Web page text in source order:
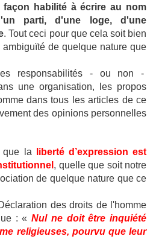
habilité à écrire au nom
parti, d'une loge, d'une
.Tout ceci pour que cela soit bien
de quelque nature que
responsabilités - ou non -
une organisation, les propos
dans tous les articles de ce
des opinions personnelles
que la
liberté d’expression est
, quelle que soit notre
de quelque nature que ce
des droits de l'homme
: «Nul ne doit être inquiété
religieuses, pourvu que leur